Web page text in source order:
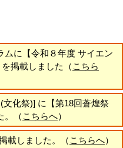
ムに【令和８年度 サイエン
掲載しました（ こちら
化祭)] に【第18回蒼煌祭
。（ こちらへ）
載しました。 （ こちらへ）